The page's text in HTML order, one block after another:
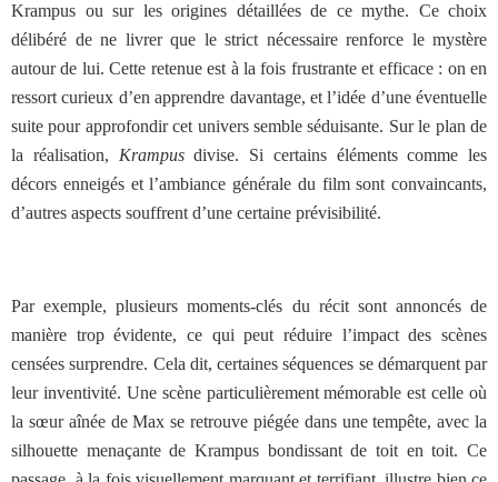
Krampus ou sur les origines détaillées de ce mythe. Ce choix
délibéré de ne livrer que le strict nécessaire renforce le mystère
autour de lui. Cette retenue est à la fois frustrante et efficace : on en
ressort curieux d’en apprendre davantage, et l’idée d’une éventuelle
suite pour approfondir cet univers semble séduisante. Sur le plan de
la réalisation, Krampusdivise. Si certains éléments comme les
décors enneigés et l’ambiance générale du film sont convaincants,
d’autres aspects souffrent d’une certaine prévisibilité.
Par exemple, plusieurs moments-clés du récit sont annoncés de
manière trop évidente, ce qui peut réduire l’impact des scènes
censées surprendre. Cela dit, certaines séquences se démarquent par
leur inventivité. Une scène particulièrement mémorable est celle où
la sœur aînée de Max se retrouve piégée dans une tempête, avec la
silhouette menaçante de Krampus bondissant de toit en toit. Ce